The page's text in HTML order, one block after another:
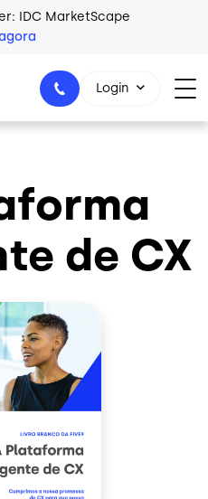
IDC MarketScape
+44-330-808-5300
Login
de CX